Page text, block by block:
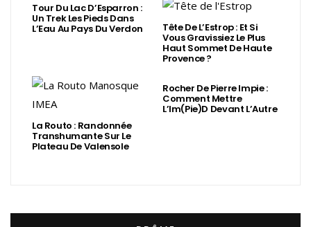
Tour Du Lac D’Esparron :
Un Trek Les Pieds Dans
L’Eau Au Pays Du Verdon Tête De L’Estrop : Et Si
Vous Gravissiez Le Plus
Haut Sommet De Haute
Provence ?
La Routo : Randonnée
Transhumante Sur Le
Plateau De Valensole
Rocher De Pierre Impie :
Comment Mettre
L’Im(Pie)d Devant L’Autre